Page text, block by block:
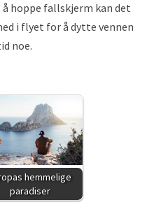
å hoppe fallskjerm kan det
i flyet for å dytte vennen
noe.
hemmelige
paradiser